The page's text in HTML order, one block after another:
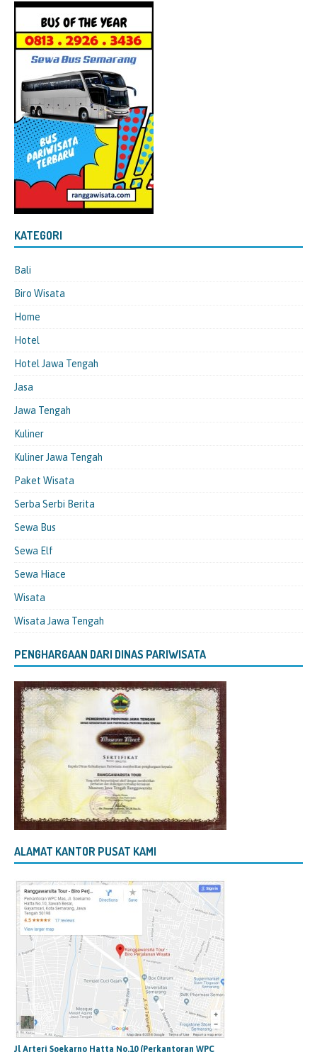
KATEGORI
Bali
Biro Wisata
Home
Hotel
Hotel Jawa Tengah
Jasa
Jawa Tengah
Kuliner
Kuliner Jawa Tengah
Paket Wisata
Serba Serbi Berita
Sewa Bus
Sewa Elf
Sewa Hiace
Wisata
Wisata Jawa Tengah
PENGHARGAAN DARI DINAS PARIWISATA
ALAMAT KANTOR PUSAT KAMI
Jl Arteri Soekarno Hatta No.10 (Perkantoran WPC